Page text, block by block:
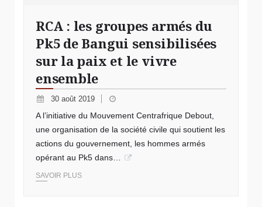
RCA : les groupes armés du
Pk5 de Bangui sensibilisées
sur la paix et le vivre
ensemble
30 août 2019
A l’initiative du Mouvement Centrafrique Debout,
une organisation de la société civile qui soutient les
actions du gouvernement, les hommes armés
opérant au Pk5 dans…
SAVOIR PLUS